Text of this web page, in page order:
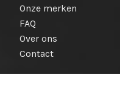
Onze merken
FAQ
Over ons
Contact